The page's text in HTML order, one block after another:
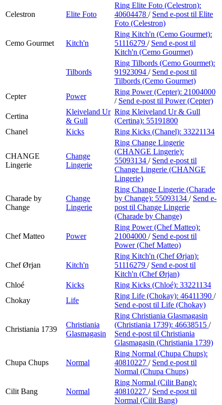
Celestron Elite Foto
Ring Elite Foto (Celestron):
40604478 / Send e-post til Elite
Foto (Celestron)
Cemo Gourmet Kitch'n
Ring Kitch'n (Cemo Gourmet):
51116279 / Send e-post til
Kitch'n (Cemo Gourmet)
Tilbords
Ring Tilbords (Cemo Gourmet):
91923094 / Send e-post til
Tilbords (Cemo Gourmet)
Cepter
Power
Ring Power (Cepter): 21004000
/ Send e-post til Power (Cepter)
Certina
Kleiveland Ur
& Gull
Ring Kleiveland Ur & Gull
(Certina): 55191800
Chanel
Kicks Ring Kicks (Chanel): 33221134
CHANGE
Lingerie
Change
Lingerie
Ring Change Lingerie
(CHANGE Lingerie):
55093134 / Send e-post til
Change Lingerie (CHANGE
Lingerie)
Charade by
Change
Change
Lingerie
Ring Change Lingerie (Charade
by Change): 55093134 / Send e-
post til Change Lingerie
(Charade by Change)
Chef Matteo Power
Ring Power (Chef Matteo):
21004000 / Send e-post til
Power (Chef Matteo)
Chef Ørjan Kitch'n
Ring Kitch'n (Chef Ørjan):
51116279 / Send e-post til
Kitch'n (Chef Ørjan)
Chloé
Kicks Ring Kicks (Chloé): 33221134
Chokay
Life
Ring Life (Chokay): 46411390 /
Send e-post til Life (Chokay)
Christiania 1739
Christiania
Glasmagasin
Ring Christiania Glasmagasin
(Christiania 1739): 46638515 /
Send e-post til Christiania
Glasmagasin (Christiania 1739)
Chupa Chups Normal
Ring Normal (Chupa Chups):
40810227 / Send e-post til
Normal (Chupa Chups)
Cilit Bang Normal
Ring Normal (Cilit Bang):
40810227 / Send e-post til
Normal (Cilit Bang)